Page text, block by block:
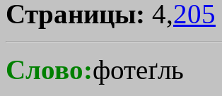
Страницы: 4,205
Слово:фотеґль